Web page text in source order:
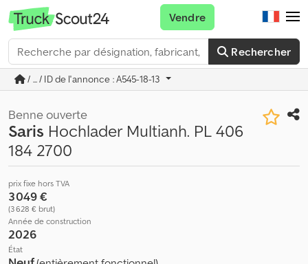
Rechercher
Vendre
/ ... / ID de l'annonce : A545-18-13
Benne ouverte
Saris Hochlader Multianh. PL 406
184 2700
prix fixe hors TVA
3 049 €
(3 628 € brut)
Année de construction
2026
État